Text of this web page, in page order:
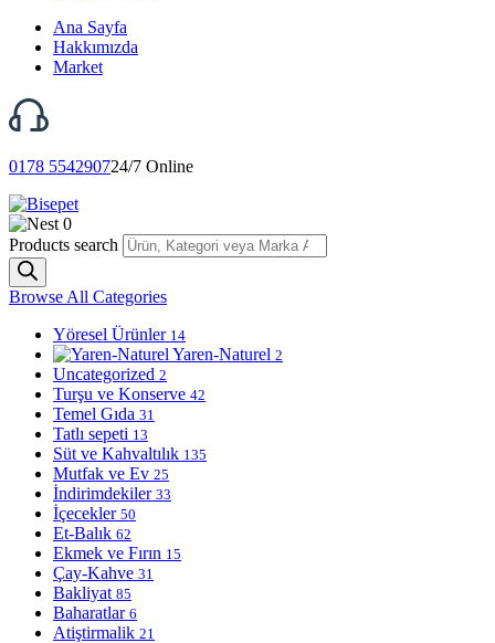
Ana Sayfa
Hakkımızda
Market
0178 554290724/7 Online
0
Products search
Browse All Categories
Yöresel Ürünler 14
Yaren-Naturel 2
Uncategorized 2
Turşu ve Konserve 42
Temel Gıda 31
Tatlı sepeti 13
Süt ve Kahvaltılık 135
Mutfak ve Ev 25
İndirimdekiler 33
İçecekler 50
Et-Balık 62
Ekmek ve Fırın 15
Çay-Kahve 31
Bakliyat 85
Baharatlar 6
Atiştirmalik 21